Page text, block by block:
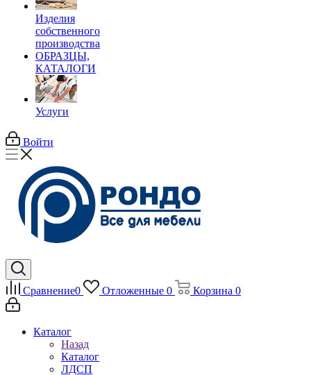
Изделия
собственного
производства
ОБРАЗЦЫ,
КАТАЛОГИ
Услуги
Войти
Сравнение0 Отложенные 0 Корзина 0
Каталог
Назад
Каталог
ЛДСП